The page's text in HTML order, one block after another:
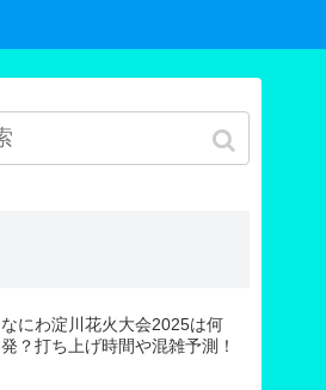
なにわ淀川花火大会2025は何
発？打ち上げ時間や混雑予測！